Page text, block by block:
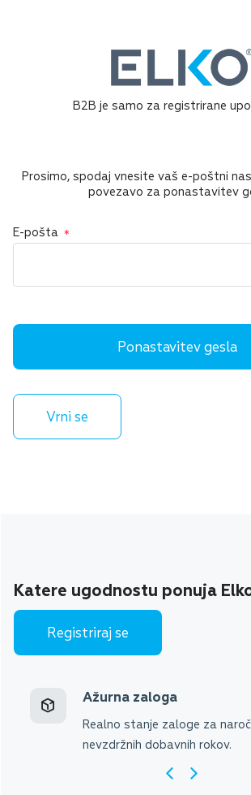
B2B je samo za registrirane
Prosimo, spodaj vnesite vaš e-poštni
povezavo za ponastavitev
E-pošta
Ponastavitev gesla
Vrni se
Katere ugodnostu ponuja
Registriraj se
Ažurna zaloga
Realno stanje zaloge za
nevzdržnih dobavnih rokov.